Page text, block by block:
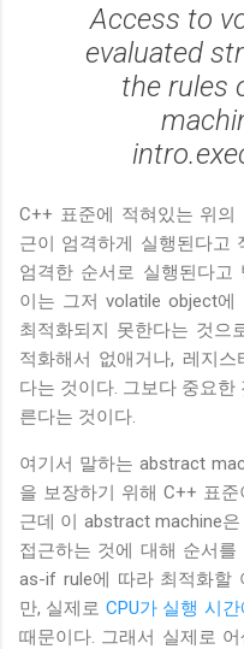
Access to
evaluated
the rules
C++ 표준에 적혀있는 위
근이 엄격하게 실행된다고
엄격한 순서로 실행된다고
이는 그저 volatile object에
최적화되지 못한다는 것으
적화해서 없애거나, 레지
다는 것이다. 그보다 중요
른다는 것이다.
여기서 말하는 abstract
을 보장하기 위해 C++ 표
근데 이 abstract machine
접근하는 것에 대해 순서
as-if rule에 따라 최적화할
만, 실제로 CPU가 실행 시
때문이다. 그래서 실제로